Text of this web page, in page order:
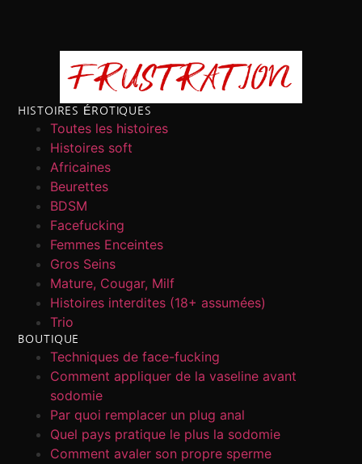
HISTOIRES ÉROTIQUES
Toutes les histoires
Histoires soft
Africaines
Beurettes
BDSM
Facefucking
Femmes Enceintes
Gros Seins
Mature, Cougar, Milf
Histoires interdites (18+ assumées)
Trio
BOUTIQUE
Techniques de face-fucking
Comment appliquer de la vaseline avant
sodomie
Par quoi remplacer un plug anal
Quel pays pratique le plus la sodomie
Comment avaler son propre sperme